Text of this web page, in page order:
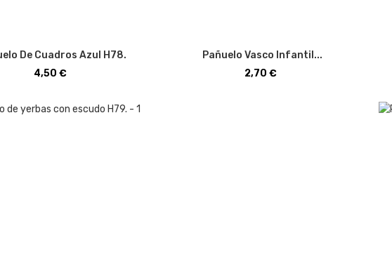
De Cuadros Azul H78.
Precio
4,50 €
Pañuelo Vasco Infantil...
Precio
2,70 €